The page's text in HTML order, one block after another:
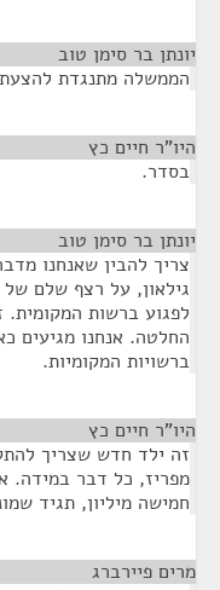
יונתן בר סימן טוב
הממשלה מתנגדת
היו"ר חיים כץ
בסדר.
יונתן בר סימן טוב
צריך להבין שאנחנו
גילאון, על רצף שלם
לפגוע ברשות
החלטה. אנחנו מגיעים
ברשויות המקומיות.
היו"ר חיים כץ
זה ילד חדש שצריך
מפריז, כל דבר במידה.
חמישה מיליון, תגיד
מרים פיירברג